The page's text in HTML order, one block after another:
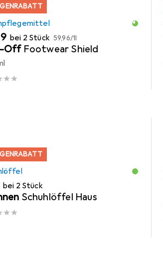
bei 2 Stück EUR
59,96/1l
Off Footwear Shield
bei 2 Stück
Schuhlöffel Haus